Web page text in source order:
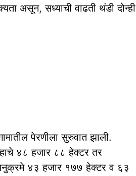
असून, सध्याची वाढती थंडी दोन्ही
पेरणीला सुरुवात झाली.
४८ हजार ८८ हेक्टर तर
४३ हजार १७७ हेक्टर व ६३